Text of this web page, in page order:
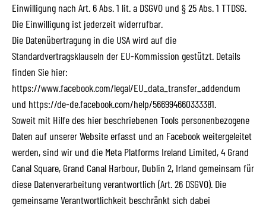
Einwilligung nach Art. 6 Abs. 1 lit. a DSGVO und § 25 Abs. 1 TTDSG.
Die Einwilligung ist jederzeit widerrufbar.
Die Datenübertragung in die USA wird auf die
Standardvertragsklauseln der EU-Kommission gestützt. Details
finden Sie hier:
https://www.facebook.com/legal/EU_data_transfer_addendum
und https://de-de.facebook.com/help/566994660333381.
Soweit mit Hilfe des hier beschriebenen Tools personenbezogene
Daten auf unserer Website erfasst und an Facebook weitergeleitet
werden, sind wir und die Meta Platforms Ireland Limited, 4 Grand
Canal Square, Grand Canal Harbour, Dublin 2, Irland gemeinsam für
diese Datenverarbeitung verantwortlich (Art. 26 DSGVO). Die
gemeinsame Verantwortlichkeit beschränkt sich dabei